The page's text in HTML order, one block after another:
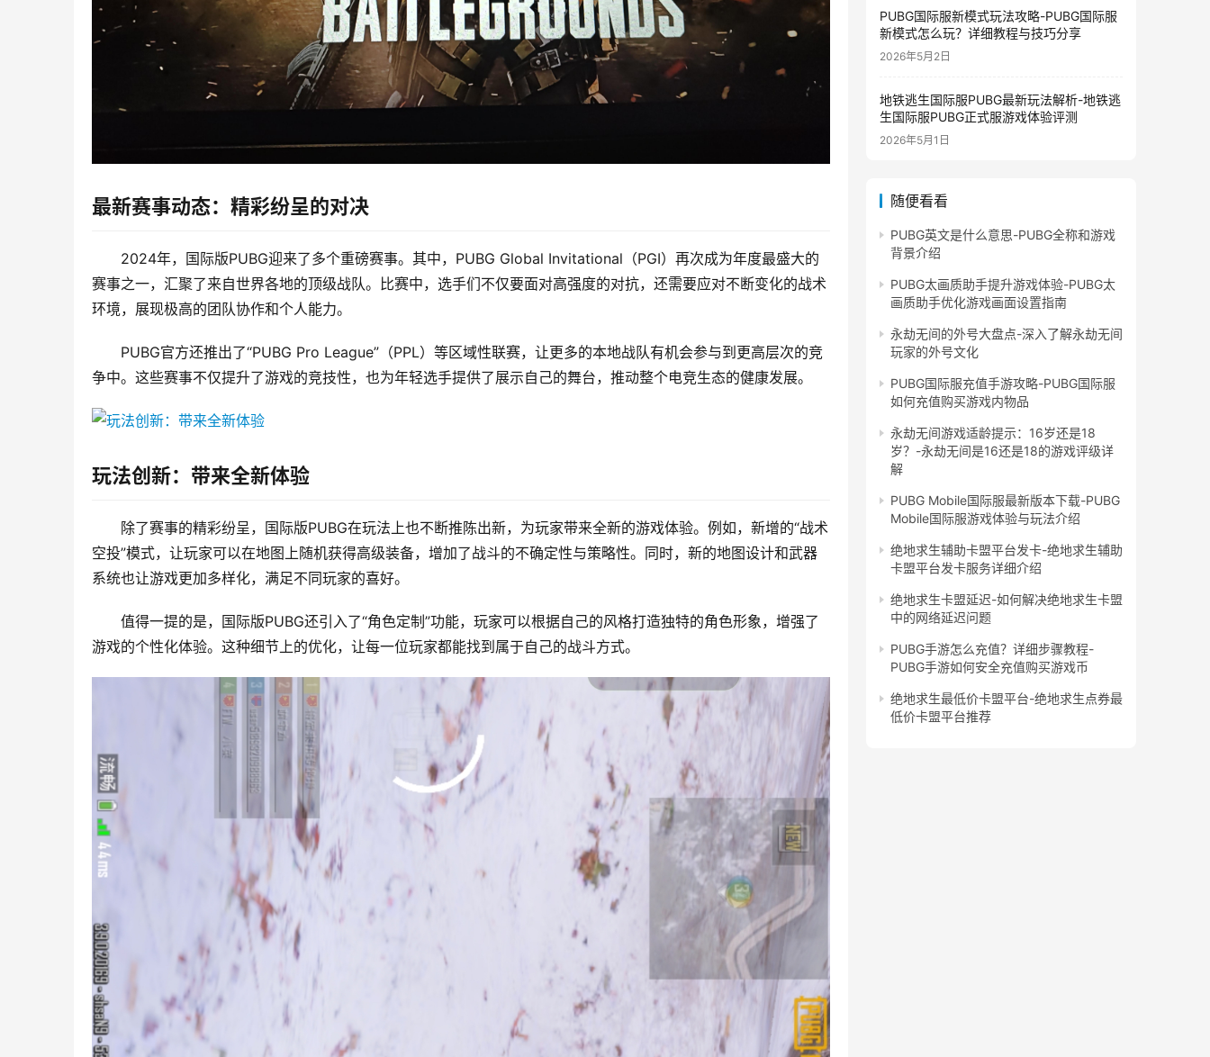
最新赛事动态：精彩纷呈的对决
2024年，国际版PUBG迎来了多个重磅赛事。其中，PUBG Global Invitational（PGI）再次成为年度最盛大的
赛事之一，汇聚了来自世界各地的顶级战队。比赛中，选手们不仅要面对高强度的对抗，还需要应对不断变化的战术
环境，展现极高的团队协作和个人能力。
PUBG官方还推出了“PUBG Pro League”（PPL）等区域性联赛，让更多的本地战队有机会参与到更高层次的竞
争中。这些赛事不仅提升了游戏的竞技性，也为年轻选手提供了展示自己的舞台，推动整个电竞生态的健康发展。
玩法创新：带来全新体验
除了赛事的精彩纷呈，国际版PUBG在玩法上也不断推陈出新，为玩家带来全新的游戏体验。例如，新增的“战术
空投”模式，让玩家可以在地图上随机获得高级装备，增加了战斗的不确定性与策略性。同时，新的地图设计和武器
系统也让游戏更加多样化，满足不同玩家的喜好。
值得一提的是，国际版PUBG还引入了“角色定制”功能，玩家可以根据自己的风格打造独特的角色形象，增强了
游戏的个性化体验。这种细节上的优化，让每一位玩家都能找到属于自己的战斗方式。
PUBG国际服新模式玩法攻略-PUBG国际服
新模式怎么玩？详细教程与技巧分享
2026年5月2日
地铁逃生国际服PUBG最新玩法解析-地铁逃
生国际服PUBG正式服游戏体验评测
2026年5月1日
随便看看
PUBG英文是什么意思-PUBG全称和游戏
背景介绍
PUBG太画质助手提升游戏体验-PUBG太
画质助手优化游戏画面设置指南
永劫无间的外号大盘点-深入了解永劫无间
玩家的外号文化
PUBG国际服充值手游攻略-PUBG国际服
如何充值购买游戏内物品
永劫无间游戏适龄提示：16岁还是18
岁？-永劫无间是16还是18的游戏评级详
解
PUBG Mobile国际服最新版本下载-PUBG
Mobile国际服游戏体验与玩法介绍
绝地求生辅助卡盟平台发卡-绝地求生辅助
卡盟平台发卡服务详细介绍
绝地求生卡盟延迟-如何解决绝地求生卡盟
中的网络延迟问题
PUBG手游怎么充值？详细步骤教程-
PUBG手游如何安全充值购买游戏币
绝地求生最低价卡盟平台-绝地求生点券最
低价卡盟平台推荐